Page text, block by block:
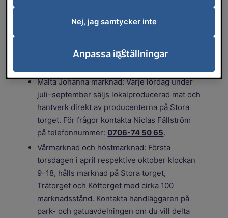
Tisdag och fredag: Dagar med fritt sortiment
Malta Johanna marknad: Varje lördag under
juli–september säljs lokalproducerad mat och
hantverk direkt av producenterna på Stora
torget. För frågor kontakta Niclas Fällström
på telefonnummer:0706-74 50 65.
Vårmarknad och höstmarknad: Första
torsdagen i april respektive oktober klockan
9–18, hålls marknad på Stora torget,
Trätorget och Köttorget med cirka 100
marknadsstånd. Kontakta handläggaren på
park- och gatuavdelningen om du vill delta
Nej, jag samtycker inte
Anpassa inställningar